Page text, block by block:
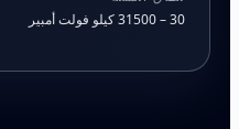
30 – 31500 كيلو فولت أمبير